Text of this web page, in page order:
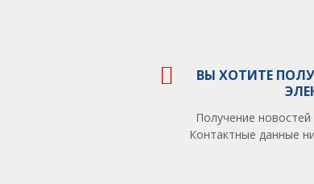
ВЫ ХОТИТЕ
Получение
Контактные данные